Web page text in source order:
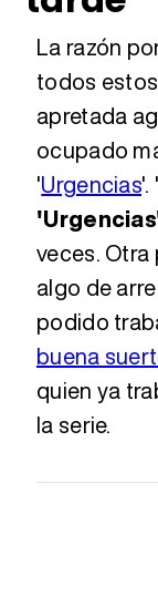
La razón
todos
apretada
ocupado
'Urgencias'.
veces.
algo de
podido
buena
quien ya
la serie.